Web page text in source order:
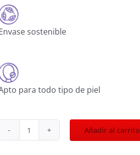
sostenible
para todo tipo de piel
Agua
Añadir al carrito